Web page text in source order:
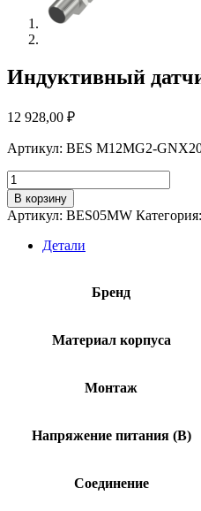
Индуктивный
12 928,00 ₽
Артикул: BES M12MG2-
Количество
товара
Индуктивный
датчик
Balluff
В корзину
Артикул: BES05MW Категория:
Детали
Бренд
Материал корпуса
Монтаж
Напряжение питания (В)
Соединение